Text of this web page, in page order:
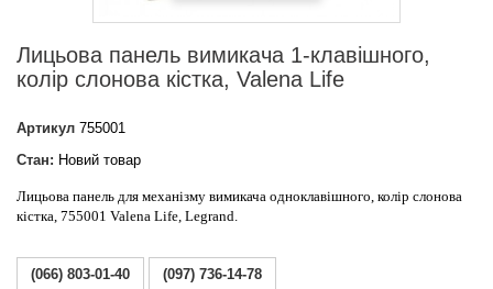
Лицьова панель вимикача 1-клавішного,
колір слонова кістка, Valena Life
Артикул 755001
Стан: Новий товар
Лицьова панель для механізму вимикача одноклавішного, колір слонова
кістка, 755001 Valena Life, Legrand.
(066) 803-01-40 (097) 736-14-78